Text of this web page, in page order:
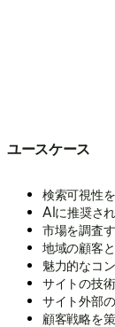
ユースケース
検索可視性
AIに推奨さ
市場を調査
地域の顧客
魅力的なコ
サイトの技
サイト外部
顧客戦略を